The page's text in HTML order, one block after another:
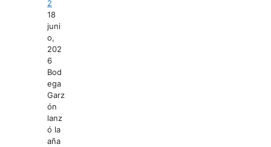
2
18
juni
o,
202
6
Bod
ega
Garz
ón
lanz
ó la
aña